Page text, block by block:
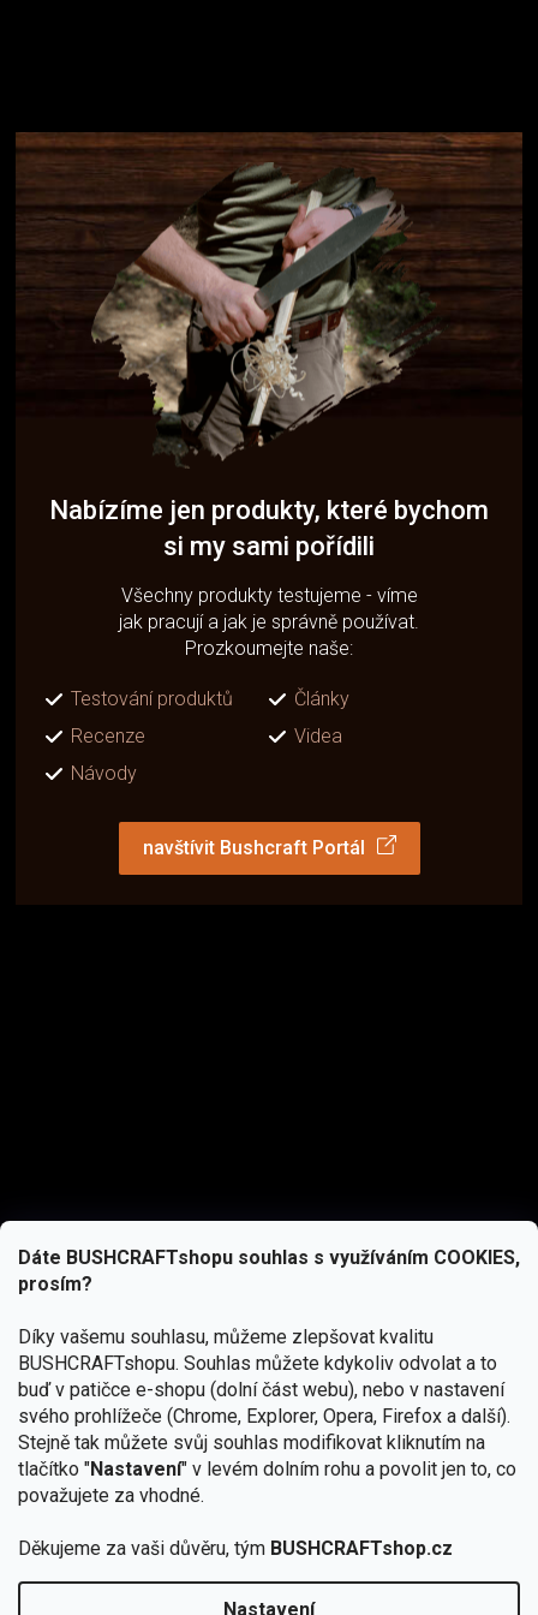
Dáte BUSHCRAFTshopu souhlas s využíváním COOKIES,
prosím?
Díky vašemu souhlasu, můžeme zlepšovat kvalitu
BUSHCRAFTshopu. Souhlas můžete kdykoliv odvolat a to
buď v patičce e-shopu (dolní část webu), nebo v nastavení
svého prohlížeče (Chrome, Explorer, Opera, Firefox a další).
Stejně tak můžete svůj souhlas modifikovat kliknutím na
tlačítko "Nastavení" v levém dolním rohu a povolit jen to, co
považujete za vhodné.
Děkujeme za vaši důvěru, tým BUSHCRAFTshop.cz
Nastavení
Nabízíme jen produkty, které bychom
si my sami pořídili
Všechny produkty testujeme - víme
jak pracují a jak je správně používat.
Prozkoumejte naše:
Testování produktů
Články
Recenze
Videa
Návody
navštívit Bushcraft Portál
podmínkami ochrany osobních údajů